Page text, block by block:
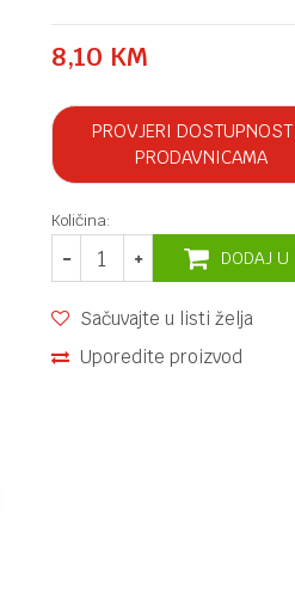
8,10 KM
PROVJERI
PRODAVNICAMA
Količina:
DODAJ U
Sačuvajte u listi želja
Uporedite proizvod